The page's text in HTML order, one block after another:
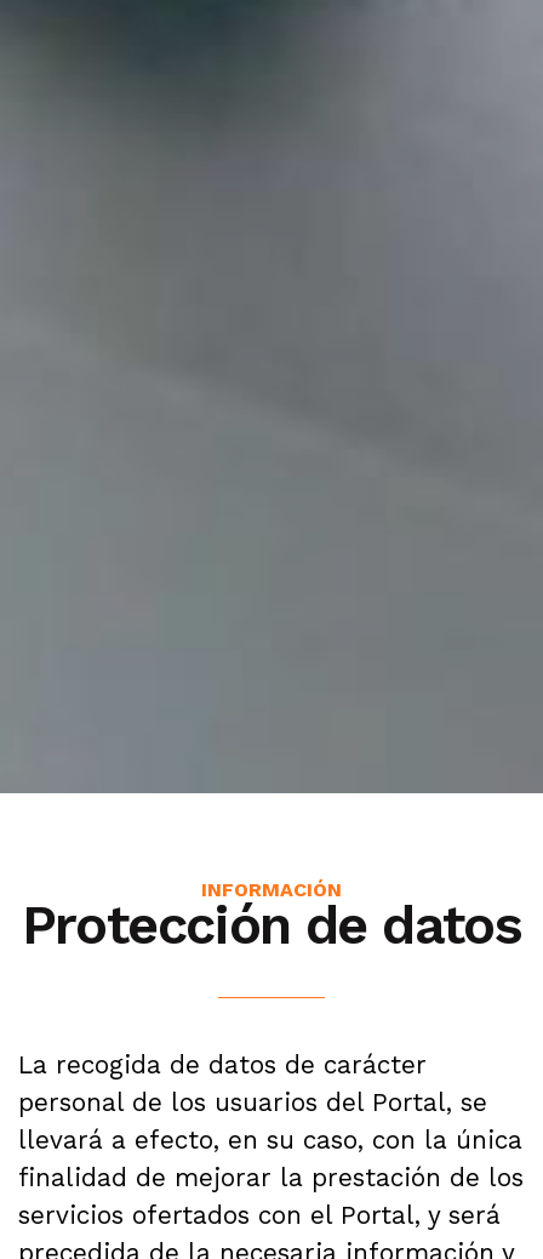
INFORMACIÓN
Protección de datos
La recogida de datos de carácter
personal de los usuarios del Portal, se
llevará a efecto, en su caso, con la única
finalidad de mejorar la prestación de los
servicios ofertados con el Portal, y será